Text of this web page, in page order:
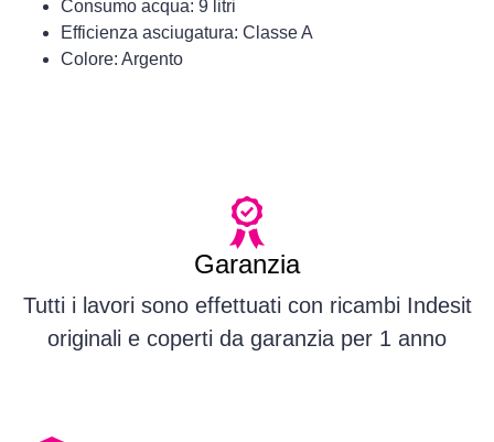
Consumo acqua: 9 litri
Efficienza asciugatura: Classe A
Colore: Argento
Garanzia
Tutti i lavori sono effettuati con ricambi Indesit
originali e coperti da garanzia per 1 anno